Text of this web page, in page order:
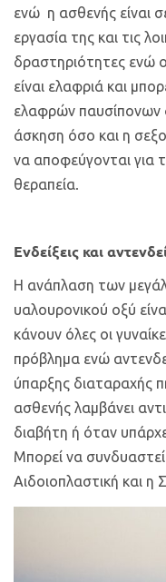
ενώ η ασθενής είναι
εργασία της και τις
δραστηριότητες ενώ
είναι ελαφριά και
ελαφρών
άσκηση όσο και η
να αποφεύγονται για
θεραπεία.
Ενδείξεις και
Η ανάπλαση των
υαλουρονικού οξύ
κάνουν όλες οι
πρόβλημα ενώ
ύπαρξης διαταραχής
ασθενής λαμβάνει
διαβήτη ή όταν
Μπορεί να
Αιδοιοπλαστική και η